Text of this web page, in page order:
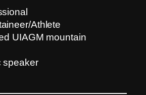
Athlete
UIAGM mountain
speaker